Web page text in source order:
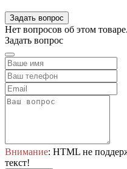
Задать вопрос
Нет вопросов об этом товаре.
Задать вопрос
Внимание: HTML не
текст!